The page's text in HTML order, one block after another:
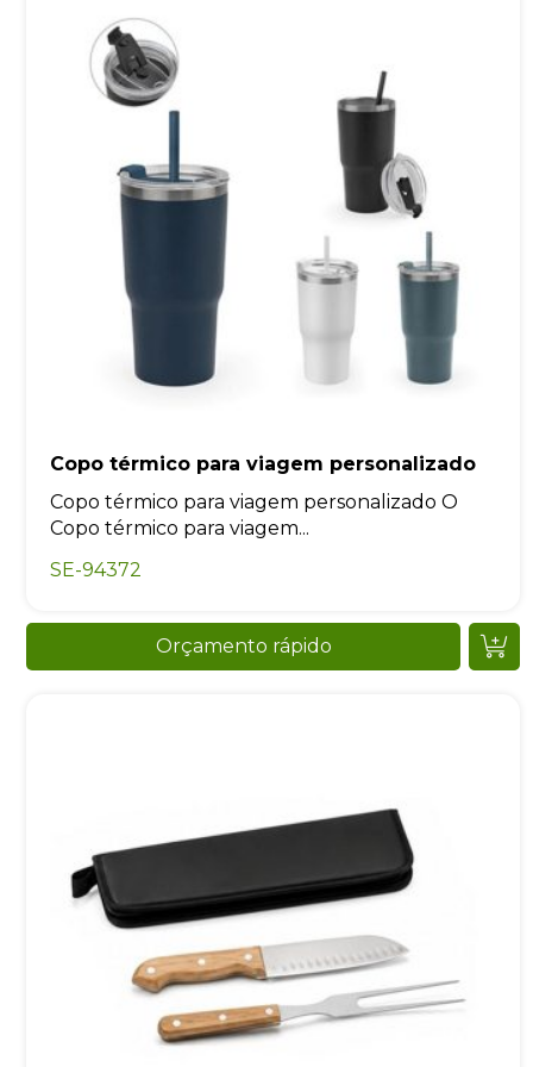
Copo térmico para viagem personalizado
Copo térmico para viagem personalizado O
Copo térmico para viagem...
SE-94372
Orçamento rápido